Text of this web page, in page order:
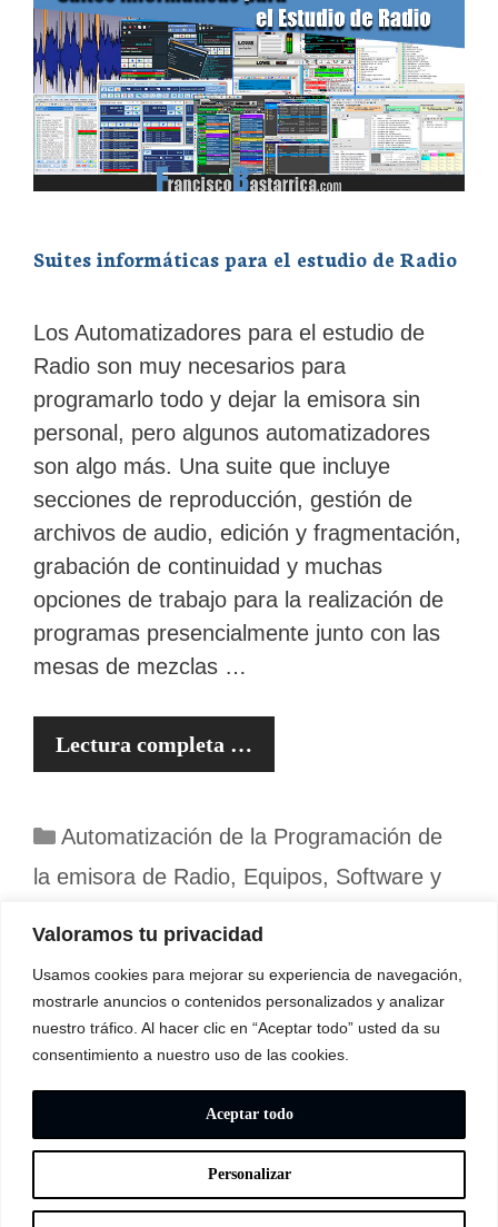
Valoramos tu privacidad
Usamos cookies para mejorar su experiencia de navegación,
mostrarle anuncios o contenidos personalizados y analizar
nuestro tráfico. Al hacer clic en “Aceptar todo” usted da su
consentimiento a nuestro uso de las cookies.
Personalizar
Aceptar todo
Suites informáticas para el estudio de Radio
Los Automatizadores para el estudio de
Radio son muy necesarios para
programarlo todo y dejar la emisora sin
personal, pero algunos automatizadores
son algo más. Una suite que incluye
secciones de reproducción, gestión de
archivos de audio, edición y fragmentación,
grabación de continuidad y muchas
opciones de trabajo para la realización de
programas presencialmente junto con las
mesas de mezclas …
Lectura completa …
Categorías
Automatización de la Programación de
la emisora de Radio, Equipos, Software y
Página
1 Página
2 … Página
6 Siguiente→
FranciscoBastarrica.com|
politica de cookies|Suscríbete al blog